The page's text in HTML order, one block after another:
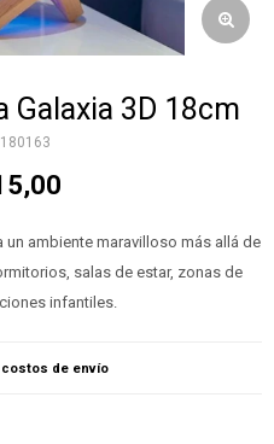
Galaxia 3D 18cm
un ambiente maravilloso más allá de
salas de estar, zonas de
infantiles.
de envío